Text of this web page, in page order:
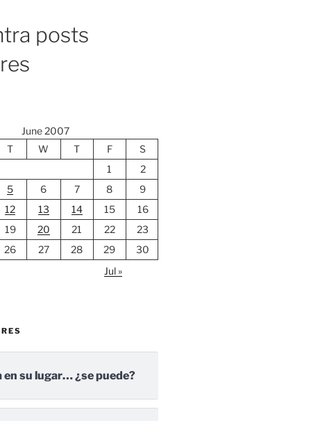
posts
June 2007
T
W T F
S
1
2
5
6 7 8
9
12
13 14 15
16
19
20 21 22
23
26
27 28 29
30
Jul »
en su lugar… ¿se puede?